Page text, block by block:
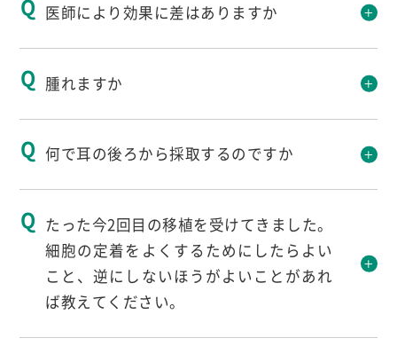
医師により効果に差はありますか
れよりも、細胞の質が重要ではないでしょう
か。
培養士の技術や細胞の保管状況等、しっかりと
した品質が確保できるCPCを利用しているかど
うかという点が重要と捉えています。
腫れますか
れます。
ただし、他の美容治療と比べると表皮層の浅い
部分（1mm程度）に入れる治療のため、回復
は早いです。
何で耳の後ろから採取するのですか
紫外線を受けにくい部分であるのはもちろんで
すが、真皮細胞も部位により厚さが異なるとい
​たった今2回目の移植を受けてきました。
細胞の定着をよくするためにしたらよい
こと、逆にしないほうがよいことがあれ
ば教えてください。